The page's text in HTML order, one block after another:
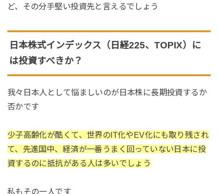
ど、その分手堅い投資先と言えるでしょう
日本株式インデックス（日経225、TOPIX）に
は投資すべきか？
我々日本人として悩ましいのが日本株に長期投資するか
否かです
少子高齢化が酷くて、世界のIT化やEV化にも取り残され
て、先進国中、経済が一番うまく回っていない日本に投
資するのに抵抗がある人は多いでしょう
私もその一人です